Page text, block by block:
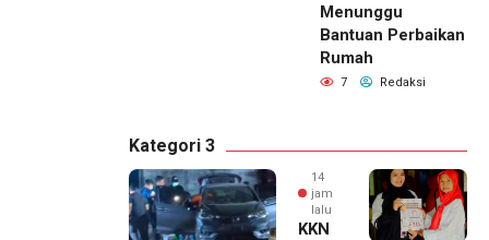
Menunggu
Bantuan Perbaikan
Rumah
7 Redaksi
Kategori 3
14
jam
lalu
KKN